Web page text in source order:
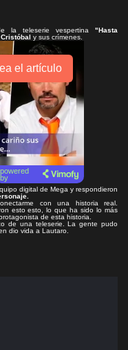
la teleserie vespertina"Hasta
Cristóbal y sus crímenes.
el artículo
powered
by
digital de Mega y respondieron
con una historia real.
esto esto, lo que ha sido lo más
de esta historia.
de una teleserie. La gente pudo
dio vida a Lautaro.